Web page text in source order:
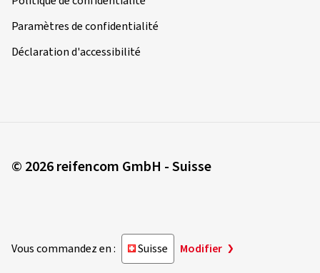
Paramètres de confidentialité
Déclaration d'accessibilité
© 2026 reifencom GmbH - Suisse
Vous commandez en : Suisse Modifier